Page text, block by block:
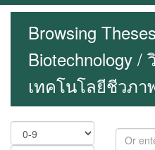
Browsing
Biotechnology /
เทคโนโลยีชีวภา